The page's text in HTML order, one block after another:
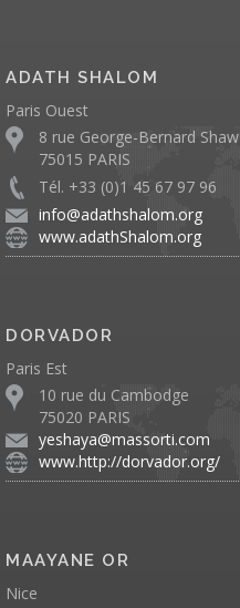
ADATH SHALOM
Paris Ouest
8 rue George-Bernard Shaw
75015 PARIS
Tél. +33 (0)1 45 67 97 96
info@adathshalom.org
www.adathShalom.org
DORVADOR
Paris Est
10 rue du Cambodge
75020 PARIS
yeshaya@massorti.com
www.http://dorvador.org/
MAAYANE OR
Nice